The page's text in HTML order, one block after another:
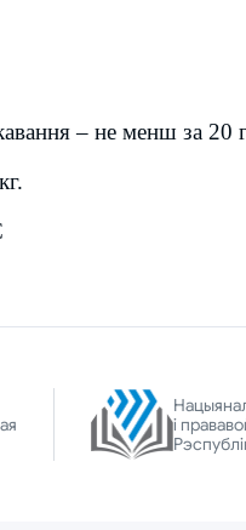
– не менш за 20
і